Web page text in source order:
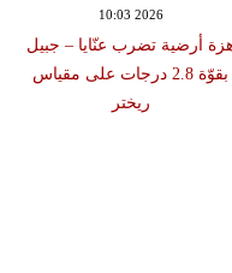
10:03 2026
أرضية تضرب عنّايا – جبيل
بقوّة 2.8 درجات على مقياس
ريختر